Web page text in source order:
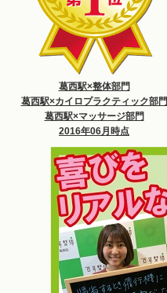
葛西駅×整体部門
葛西駅×カイロプラクティック部門
葛西駅×マッサージ部門
2016年06月時点